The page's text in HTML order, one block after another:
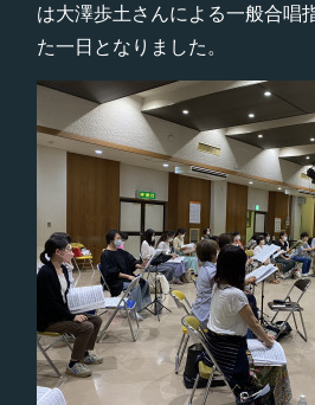
は大澤歩土さんによる一般合唱
た一日となりました。